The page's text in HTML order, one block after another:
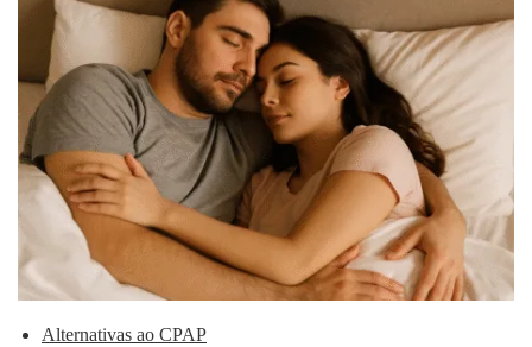
Alternativas ao CPAP